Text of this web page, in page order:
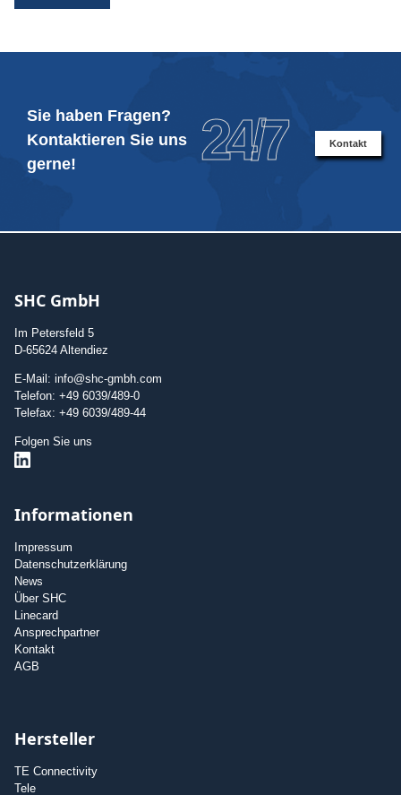
Sie haben Fragen?
Kontaktieren Sie uns
gerne!
24/7 Kontakt
SHC GmbH
Im Petersfeld 5
D-65624 Altendiez
E-Mail: info@shc-gmbh.com
Telefon: +49 6039/489-0
Telefax: +49 6039/489-44
Folgen Sie uns
Informationen
Impressum
Datenschutzerklärung
News
Über SHC
Linecard
Ansprechpartner
Kontakt
AGB
Hersteller
TE Connectivity
Tele